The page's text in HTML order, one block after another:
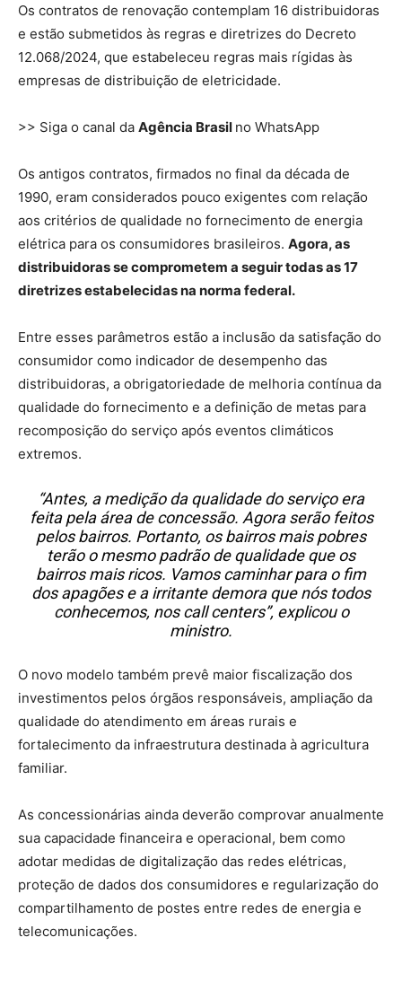
Os contratos de renovação contemplam 16 distribuidoras
e estão submetidos às regras e diretrizes do Decreto
12.068/2024, que estabeleceu regras mais rígidas às
empresas de distribuição de eletricidade.
>> Siga o canal da Agência Brasil no WhatsApp
Os antigos contratos, firmados no final da década de
1990, eram considerados pouco exigentes com relação
aos critérios de qualidade no fornecimento de energia
elétrica para os consumidores brasileiros. Agora, as
distribuidoras se comprometem a seguir todas as 17
diretrizes estabelecidas na norma federal.
Entre esses parâmetros estão a inclusão da satisfação do
consumidor como indicador de desempenho das
distribuidoras, a obrigatoriedade de melhoria contínua da
qualidade do fornecimento e a definição de metas para
recomposição do serviço após eventos climáticos
extremos.
“Antes, a medição da qualidade do serviço era
feita pela área de concessão. Agora serão feitos
pelos bairros. Portanto, os bairros mais pobres
terão o mesmo padrão de qualidade que os
bairros mais ricos. Vamos caminhar para o fim
dos apagões e a irritante demora que nós todos
conhecemos, nos call centers”, explicou o
ministro.
O novo modelo também prevê maior fiscalização dos
investimentos pelos órgãos responsáveis, ampliação da
qualidade do atendimento em áreas rurais e
fortalecimento da infraestrutura destinada à agricultura
familiar.
As concessionárias ainda deverão comprovar anualmente
sua capacidade financeira e operacional, bem como
adotar medidas de digitalização das redes elétricas,
proteção de dados dos consumidores e regularização do
compartilhamento de postes entre redes de energia e
telecomunicações.